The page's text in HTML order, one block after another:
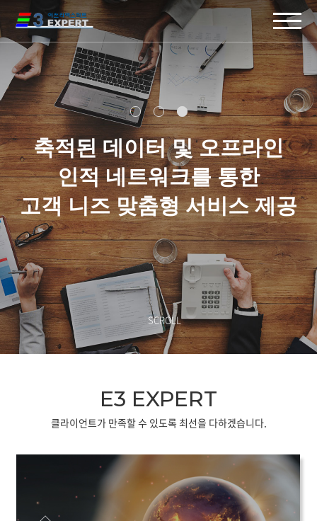
축적된 데이터 및 오프라인
인적 네트워크를 통한
고객 니즈 맞춤형 서비스 제공
SCROLL
E3 EXPERT
클라이언트가 만족할 수 있도록 최선을 다하겠습니다.